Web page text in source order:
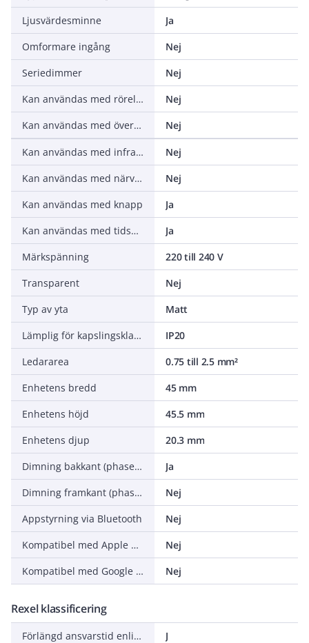
Ljusvärdesminne
Ja
Omformare ingång
Nej
Seriedimmer
Nej
Kan användas med rörelsesensor
Nej
Kan användas med överföringsknapp
Nej
Kan användas med infrarödknapp
Nej
Kan användas med närvaroindikator
Nej
Kan användas med knapp
Ja
Kan användas med tidsomkopplare/timer
Ja
Märkspänning
220 till 240 V
Transparent
Nej
Typ av yta
Matt
Lämplig för kapslingsklass (IP)
IP20
Ledararea
0.75 till 2.5 mm²
Enhetens bredd
45 mm
Enhetens höjd
45.5 mm
Enhetens djup
20.3 mm
Dimning bakkant (phase cut-off)
Ja
Dimning framkant (phase cut-on)
Nej
Appstyrning via Bluetooth
Nej
Kompatibel med Apple HomeKit
Nej
Kompatibel med Google Assistant
Nej
Rexel klassificering
Förlängd ansvarstid enligt ALEM-09
J